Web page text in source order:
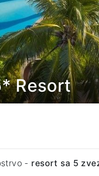
Resort
- resort sa 5